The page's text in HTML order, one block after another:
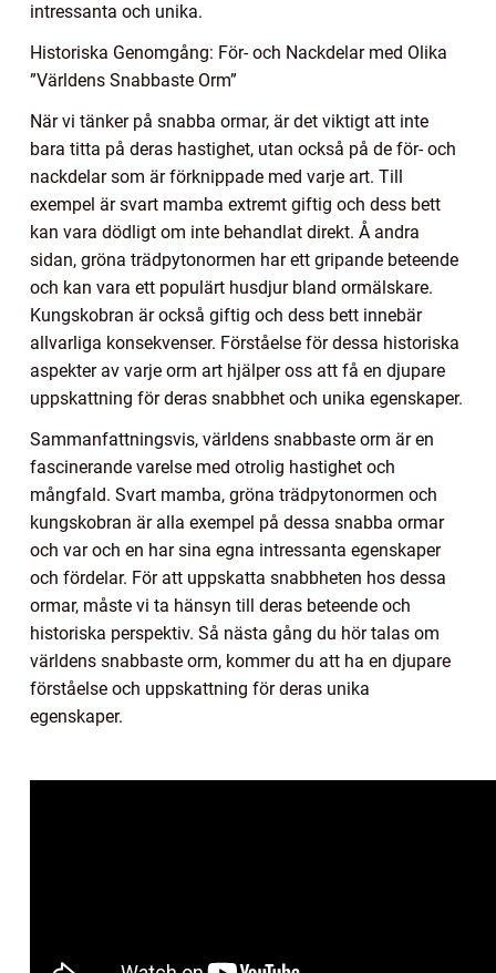
intressanta och unika.
Historiska Genomgång: För- och Nackdelar med Olika
”Världens Snabbaste Orm”
När vi tänker på snabba ormar, är det viktigt att inte
bara titta på deras hastighet, utan också på de för- och
nackdelar som är förknippade med varje art. Till
exempel är svart mamba extremt giftig och dess bett
kan vara dödligt om inte behandlat direkt. Å andra
sidan, gröna trädpytonormen har ett gripande beteende
och kan vara ett populärt husdjur bland ormälskare.
Kungskobran är också giftig och dess bett innebär
allvarliga konsekvenser. Förståelse för dessa historiska
aspekter av varje orm art hjälper oss att få en djupare
uppskattning för deras snabbhet och unika egenskaper.
Sammanfattningsvis, världens snabbaste orm är en
fascinerande varelse med otrolig hastighet och
mångfald. Svart mamba, gröna trädpytonormen och
kungskobran är alla exempel på dessa snabba ormar
och var och en har sina egna intressanta egenskaper
och fördelar. För att uppskatta snabbheten hos dessa
ormar, måste vi ta hänsyn till deras beteende och
historiska perspektiv. Så nästa gång du hör talas om
världens snabbaste orm, kommer du att ha en djupare
förståelse och uppskattning för deras unika
egenskaper.